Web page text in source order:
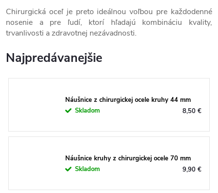
Chirurgická oceľ je preto ideálnou voľbou pre každodenné
nosenie a pre ľudí, ktorí hľadajú kombináciu kvality,
trvanlivosti a zdravotnej nezávadnosti.
Najpredávanejšie
Náušnice z chirurgickej ocele kruhy 44 mm
Skladom
8,50 €
Náušnice kruhy z chirurgickej ocele 70 mm
Skladom
9,90 €